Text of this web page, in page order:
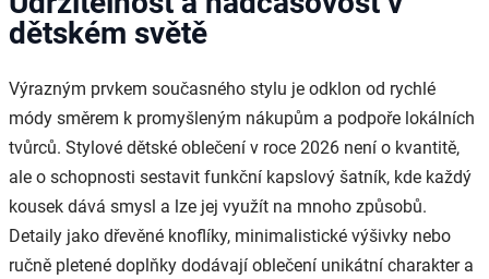
dětském světě
Výrazným prvkem současného stylu je odklon od rychlé
módy směrem k promyšleným nákupům a podpoře lokálních
tvůrců. Stylové dětské oblečení v roce 2026 není o kvantitě,
ale o schopnosti sestavit funkční kapslový šatník, kde každý
kousek dává smysl a lze jej využít na mnoho způsobů.
Detaily jako dřevěné knoflíky, minimalistické výšivky nebo
ručně pletené doplňky dodávají oblečení unikátní charakter a